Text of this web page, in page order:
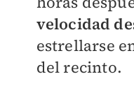
velocidad
estrellarse
del recinto.